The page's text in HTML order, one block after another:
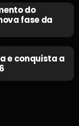
do
fase da
e conquista a